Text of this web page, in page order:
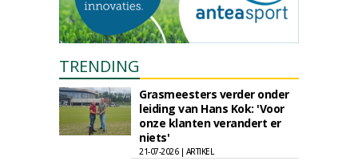
TRENDING
Grasmeesters verder onder
leiding van Hans Kok: 'Voor
onze klanten verandert er
niets'
21-07-2026 | ARTIKEL